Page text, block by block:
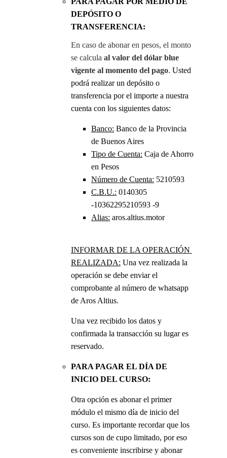
DEPÓSITO O
TRANSFERENCIA:
En caso de abonar en pesos, el monto
se calcula al valor del dólar blue
vigente al momento del pago. Usted
podrá realizar un depósito o
transferencia por el importe a nuestra
cuenta con los siguientes datos:
Banco: Banco de la Provincia
de Buenos Aires
Tipo de Cuenta: Caja de Ahorro
en Pesos
Número de Cuenta: 5210593
C.B.U.: 0140305
-10362295210593 -9
Alias: aros.altius.motor
INFORMAR DE LA OPERACIÓN
REALIZADA: Una vez realizada la
operación se debe enviar el
comprobante al número de whatsapp
de Aros Altius.
Una vez recibido los datos y
confirmada la transacción su lugar es
reservado.
PARA PAGAR EL DÍA DE
INICIO DEL CURSO:
Otra opción es abonar el primer
módulo el mismo día de inicio del
curso. Es importante recordar que los
cursos son de cupo limitado, por eso
es conveniente inscribirse y abonar